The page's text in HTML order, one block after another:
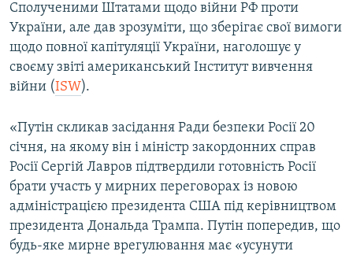
Усі сайти RFE/RL
Сполученими Штатами щодо війни РФ проти
України, але дав зрозуміти, що зберігає свої вимоги
щодо повної капітуляції України, наголошує у
своєму звіті американський Інститут вивчення
війни (ISW).
«Путін скликав засідання Ради безпеки Росії 20
січня, на якому він і міністр закордонних справ
Росії Сергій Лавров підтвердили готовність Росії
брати участь у мирних переговорах із новою
адміністрацією президента США під керівництвом
президента Дональда Трампа. Путін попередив, що
будь-яке мирне врегулювання має «усунути